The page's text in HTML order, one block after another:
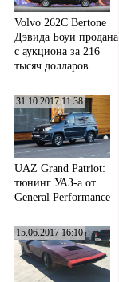
Volvo 262C Bertone
Дэвида Боуи продана
с аукциона за 216
тысяч долларов
31.10.2017 11:38
UAZ Grand Patriot:
тюнинг УАЗ-а от
General Performance
15.06.2017 16:10